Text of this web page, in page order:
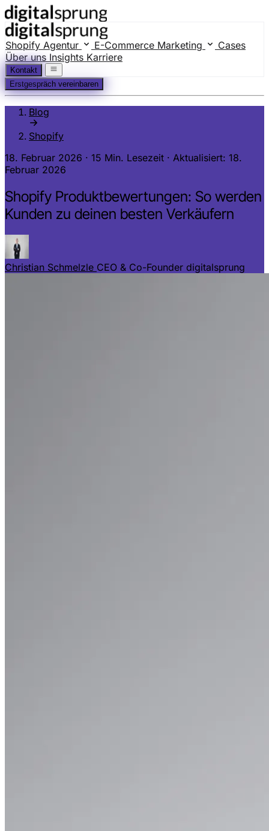
Shopify Agentur E-Commerce Marketing
Cases
Über uns Insights Karriere
Kontakt
Erstgespräch vereinbaren
Blog
Shopify
18. Februar 2026 · 15 Min. Lesezeit · Aktualisiert: 18.
Februar 2026
Shopify Produktbewertungen: So werden
Kunden zu deinen besten Verkäufern
Christian Schmelzle CEO & Co-Founder digitalsprung